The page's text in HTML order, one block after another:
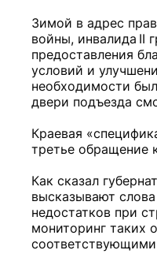
Зимой в адрес
войны, инвалида II
предоставления
условий и
необходимости
двери подъезда
Краевая
третье обращение
Как сказал
высказывают
недостатков при
мониторинг таких